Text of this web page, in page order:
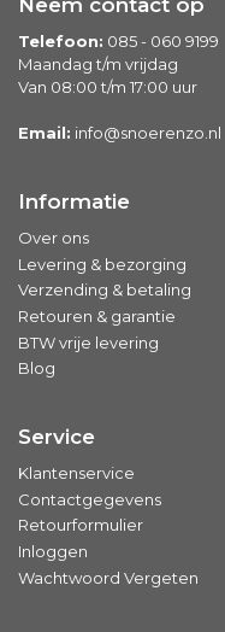
Neem contact op
Telefoon: 085 - 060 9199
Maandag t/m vrijdag
Van 08:00 t/m 17:00 uur
Email: info@snoerenzo.nl
Informatie
Over ons
Levering & bezorging
Verzending & betaling
Retouren & garantie
BTW vrije levering
Blog
Service
Klantenservice
Contactgegevens
Retourformulier
Inloggen
Wachtwoord Vergeten